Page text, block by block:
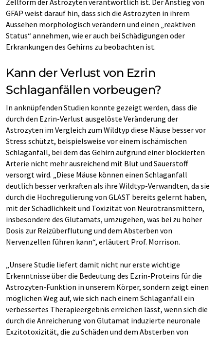
GFAP weist darauf hin, dass sich die Astrozyten in ihrem
Aussehen morphologisch verändern und einen „reaktiven
Status“ annehmen, wie er auch bei Schädigungen oder
Erkrankungen des Gehirns zu beobachten ist.
Kann der Verlust von Ezrin
Schlaganfällen vorbeugen?
In anknüpfenden Studien konnte gezeigt werden, dass die
durch den Ezrin-Verlust ausgelöste Veränderung der
Astrozyten im Vergleich zum Wildtyp diese Mäuse besser vor
Stress schützt, beispielsweise vor einem ischämischen
Schlaganfall, bei dem das Gehirn aufgrund einer blockierten
Arterie nicht mehr ausreichend mit Blut und Sauerstoff
versorgt wird. „Diese Mäuse können einen Schlaganfall
deutlich besser verkraften als ihre Wildtyp-Verwandten, da sie
durch die Hochregulierung von GLAST bereits gelernt haben,
mit der Schädlichkeit und Toxizität von Neurotransmittern,
insbesondere des Glutamats, umzugehen, was bei zu hoher
Dosis zur Reizüberflutung und dem Absterben von
Nervenzellen führen kann“, erläutert Prof. Morrison.
„Unsere Studie liefert damit nicht nur erste wichtige
Erkenntnisse über die Bedeutung des Ezrin-Proteins für die
Astrozyten-Funktion in unserem Körper, sondern zeigt einen
möglichen Weg auf, wie sich nach einem Schlaganfall ein
verbessertes Therapieergebnis erreichen lässt, wenn sich die
durch die Anreicherung von Glutamat induzierte neuronale
Exzitotoxizität, die zu Schäden und dem Absterben von